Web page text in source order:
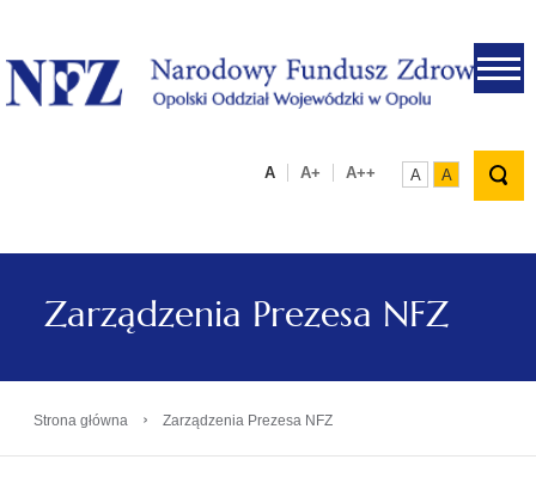
.
A A+ A++ A A
Zarządzenia Prezesa NFZ
Strona główna › Zarządzenia Prezesa NFZ